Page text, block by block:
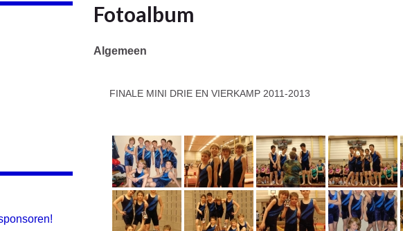
Fotoalbum
Algemeen
FINALE MINI DRIE EN VIERKAMP 2011-2013